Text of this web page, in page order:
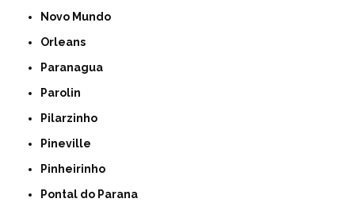
Novo Mundo
Orleans
Paranagua
Parolin
Pilarzinho
Pineville
Pinheirinho
Pontal do Parana